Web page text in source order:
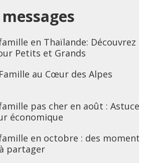
en Thaïlande: Découvrez
Petits et Grands
au Cœur des Alpes
pas cher en août : Astuces
économique
en octobre : des moments
partager